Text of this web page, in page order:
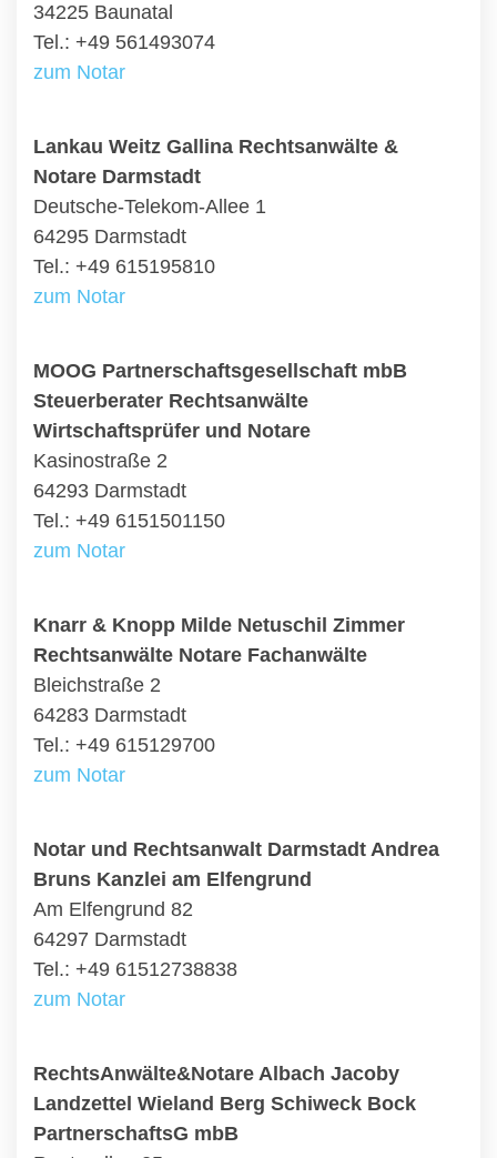
34225 Baunatal
Tel.: +49 561493074
zum Notar
Lankau Weitz Gallina Rechtsanwälte &
Notare Darmstadt
Deutsche-Telekom-Allee 1
64295 Darmstadt
Tel.: +49 615195810
zum Notar
MOOG Partnerschaftsgesellschaft mbB
Steuerberater Rechtsanwälte
Wirtschaftsprüfer und Notare
Kasinostraße 2
64293 Darmstadt
Tel.: +49 6151501150
zum Notar
Knarr & Knopp Milde Netuschil Zimmer
Rechtsanwälte Notare Fachanwälte
Bleichstraße 2
64283 Darmstadt
Tel.: +49 615129700
zum Notar
Notar und Rechtsanwalt Darmstadt Andrea
Bruns Kanzlei am Elfengrund
Am Elfengrund 82
64297 Darmstadt
Tel.: +49 61512738838
zum Notar
RechtsAnwälte&Notare Albach Jacoby
Landzettel Wieland Berg Schiweck Bock
PartnerschaftsG mbB